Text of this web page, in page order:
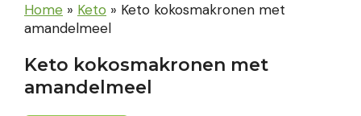
Home » Keto » Keto kokosmakronen met
amandelmeel
Keto kokosmakronen met
amandelmeel